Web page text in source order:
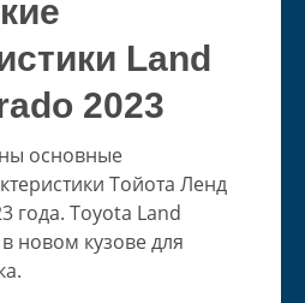
Land
2023
основные
Тойота Ленд
года. Toyota Land
новом кузове для